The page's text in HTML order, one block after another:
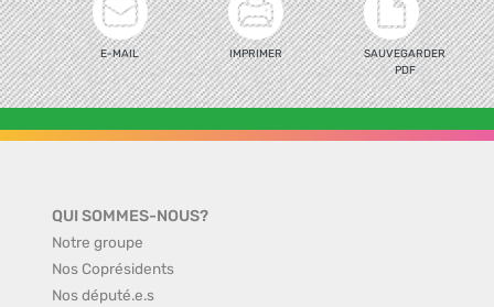
E-MAIL IMPRIMER
SAUVEGARDER
PDF
QUI SOMMES-NOUS?
Notre groupe
Nos Coprésidents
Nos député.e.s